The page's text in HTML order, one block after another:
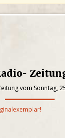
vom Sonntag,